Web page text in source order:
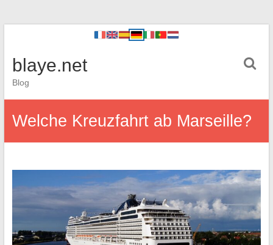
blaye.net
Blog
Welche Kreuzfahrt ab Marseille?